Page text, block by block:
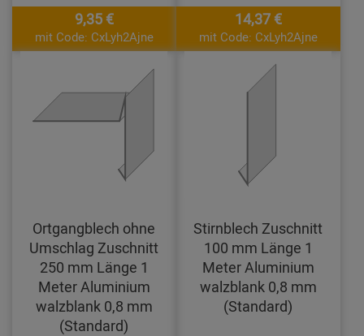
9,35 €
mit Code: CxLyh2Ajne
14,37 €
mit Code: CxLyh2Ajne
Ortgangblech ohne
Umschlag Zuschnitt
250 mm Länge 1
Meter Aluminium
walzblank 0,8 mm
(Standard)
Stirnblech Zuschnitt
100 mm Länge 1
Meter Aluminium
walzblank 0,8 mm
(Standard)